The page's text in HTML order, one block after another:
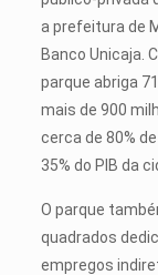
a prefeitura de
Banco Unicaja.
parque abriga
mais de 900
cerca de 80%
35% do PIB da
O parque
quadrados
empregos